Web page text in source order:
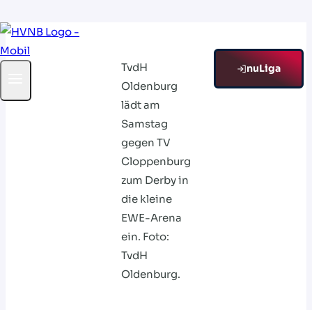
Zum
Inhalt
nuLiga
TvdH
Oldenburg
lädt am
Samstag
gegen TV
Cloppenburg
zum Derby in
die kleine
EWE-Arena
ein. Foto:
TvdH
Oldenburg.